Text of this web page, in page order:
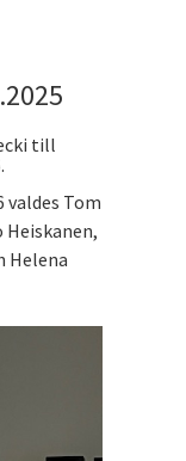
till
Tom
Helena